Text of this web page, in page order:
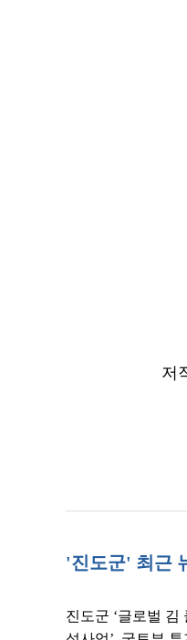
저
'진도군' 최근
진도군 ‘글로벌 김